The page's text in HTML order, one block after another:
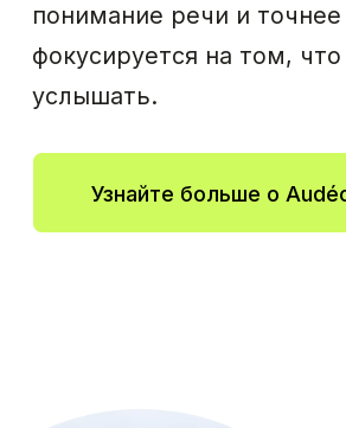
свои возможности и общаться
SmartSpeech™ позволяет лучше
фокусироваться на речи собеседника
происходит вокруг вас, поэтому
вы можете уверенно вести беседу